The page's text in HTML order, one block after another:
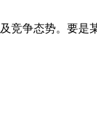
争态势。要是